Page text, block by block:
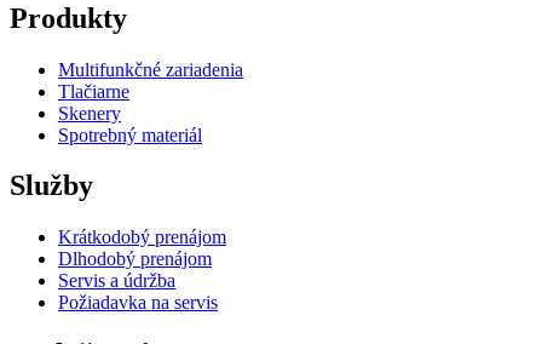
Produkty
Multifunkčné zariadenia
Tlačiarne
Skenery
Spotrebný materiál
Služby
Krátkodobý prenájom
Dlhodobý prenájom
Servis a údržba
Požiadavka na servis